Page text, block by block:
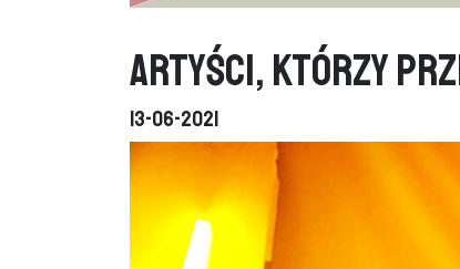
Artyści, którzy
13-06-2021